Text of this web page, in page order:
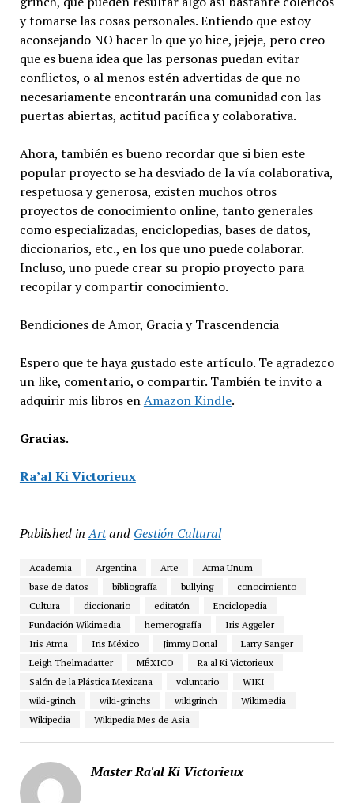
y tomarse las cosas personales. Entiendo que estoy
aconsejando NO hacer lo que yo hice, jejeje, pero creo
que es buena idea que las personas puedan evitar
conflictos, o al menos estén advertidas de que no
necesariamente encontrarán una comunidad con las
puertas abiertas, actitud pacífica y colaborativa.
Ahora, también es bueno recordar que si bien este
popular proyecto se ha desviado de la vía colaborativa,
respetuosa y generosa, existen muchos otros
proyectos de conocimiento online, tanto generales
como especializadas, enciclopedias, bases de datos,
diccionarios, etc., en los que uno puede colaborar.
Incluso, uno puede crear su propio proyecto para
recopilar y compartir conocimiento.
Bendiciones de Amor, Gracia y Trascendencia
Espero que te haya gustado este artículo. Te agradezco
un like, comentario, o compartir. También te invito a
adquirir mis libros enAmazon Kindle.
Gracias.
Ra’al Ki Victorieux
Published in Artand Gestión Cultural
Academia Argentina Arte
Atma Unum
base de datos
bibliografía bullying
conocimiento
Cultura
diccionario editatón
Enciclopedia
Fundación Wikimedia
hemerografía
Iris Aggeler
Iris Atma
Iris México Jimmy Donal
Larry Sanger
Leigh Thelmadatter
MÉXICO
Ra'al Ki Victorieux
Salón de la Plástica Mexicana
voluntario
WIKI
wiki-grinch
wiki-grinchs wikigrinch
Wikimedia
Wikipedia
Wikipedia Mes de Asia
Master Ra'al Ki Victorieux